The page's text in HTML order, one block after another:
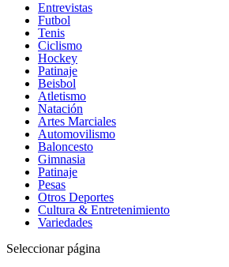
Entrevistas
Futbol
Tenis
Ciclismo
Hockey
Patinaje
Beisbol
Atletismo
Natación
Artes Marciales
Automovilismo
Baloncesto
Gimnasia
Patinaje
Pesas
Otros Deportes
Cultura & Entretenimiento
Variedades
Seleccionar página